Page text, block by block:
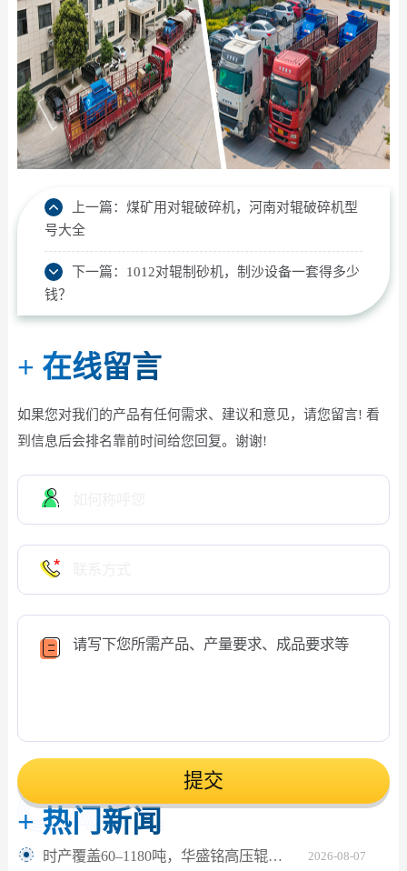
上一篇： 煤矿用对辊破碎机，河南对辊破碎机型
号大全
下一篇： 1012对辊制砂机，制沙设备一套得多少
钱？
+ 在线留言
如果您对我们的产品有任何需求、建议和意见，请您留言! 看
到信息后会排名靠前时间给您回复。谢谢!
提交
+ 热门新闻
2026-08-07
时产覆盖60–1180吨，华盛铭高压辊磨机轻松应对鹅卵石制砂